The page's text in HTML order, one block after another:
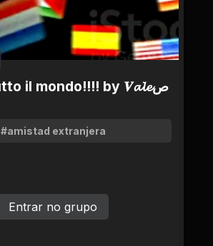
guys di tutto il mondo!!!! by 𝑽𝓪𝓵𝓮ص
#amistad extranjera
Entrar no grupo